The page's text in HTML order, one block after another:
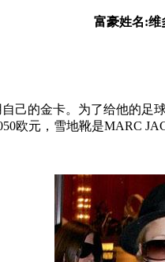
富豪姓名:维
己的金卡。为了给他的
欧元，雪地靴是MARC